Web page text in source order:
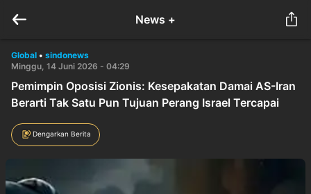
News +
Global • sindonews
Minggu, 14 Juni 2026 - 04:29
Pemimpin Oposisi Zionis: Kesepakatan Damai AS-Iran
Berarti Tak Satu Pun Tujuan Perang Israel Tercapai
Dengarkan Berita